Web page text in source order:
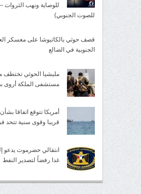
للوصاية ونهب
للصوت الجنوبي)
قصف حوثي بالكاتيوشا على معسكر
الجنوبية في الضالع
مليشيا الحوثي تختطف
مستشفى الملكة أروى
أمريكا تتوقع اتفاقا
قريبا وقوى سنية تتحد
انتقالي حضرموت يدعو
غدا رفضاً لتصدير النفط